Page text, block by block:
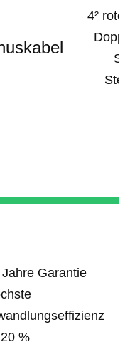
4² rote
Jahre Garantie
%